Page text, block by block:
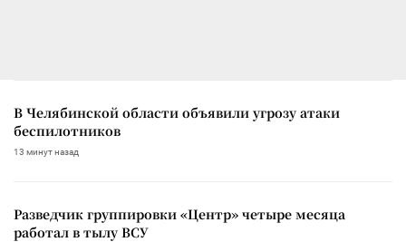
В Челябинской области объявили угрозу атаки
беспилотников
13 минут назад
Разведчик группировки «Центр» четыре месяца
работал в тылу ВСУ